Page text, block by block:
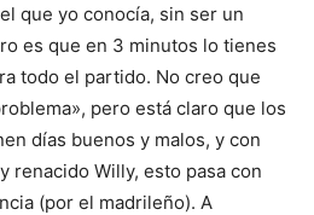
que yo conocía, sin ser un
es que en 3 minutos lo tienes
todo el partido. No creo que
pero está claro que los
días buenos y malos, y con
renacido Willy, esto pasa con
(por el madrileño). A